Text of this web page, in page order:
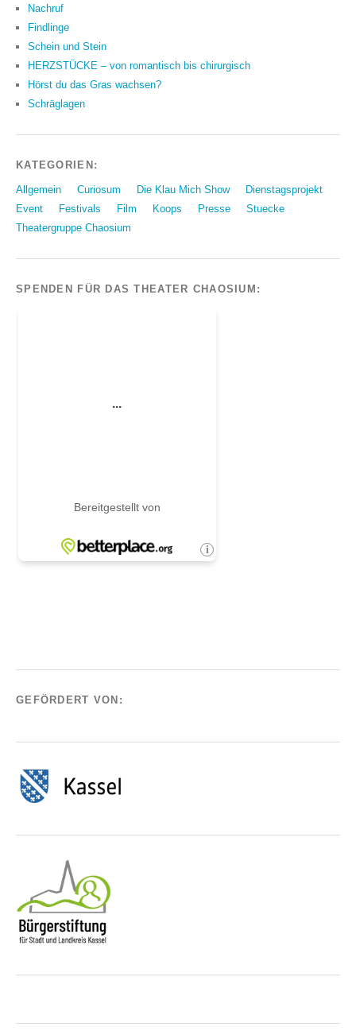
Nachruf
Findlinge
Schein und Stein
HERZSTÜCKE – von romantisch bis chirurgisch
Hörst du das Gras wachsen?
Schräglagen
KATEGORIEN:
Allgemein Curiosum Die Klau Mich Show
Dienstagsprojekt
Event
Festivals Film Koops Presse
Stuecke
Theatergruppe Chaosium
SPENDEN FÜR DAS THEATER CHAOSIUM:
GEFÖRDERT VON: